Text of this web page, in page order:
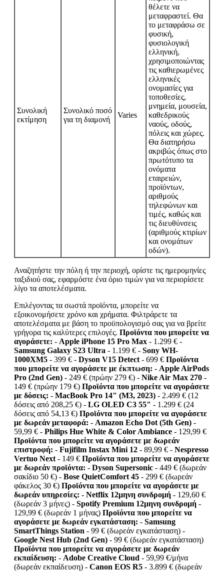
Συνολική
εκτίμηση
Συνολικό ποσό
για τη διαμονή
Varies
θέλετε να
μεταφραστεί. Θα
το μεταφράσω σε
φυσική,
φυσιολογική
ελληνική,
χρησιμοποιώντας
τις καθιερωμένες
ελληνικές
ονομασίες για
τοποθεσίες,
μνημεία, μουσεία,
καθεδρικούς
ναούς, οδούς,
πόλεις και χώρες.
Θα διατηρήσω
ακριβώς όπως στο
πρωτότυπο τα
ονόματα
εταιρειών,
προϊόντων,
αριθμούς
τηλεφώνων και
τιμές, καθώς και
τις διευθύνσεις
(αριθμούς κτιρίων
και ονομάτων
οδών).
Αναζητήστε την πόλη ή την περιοχή, ορίστε τις ημερομηνίες
ταξιδιού σας, εφαρμόστε ένα όριο τιμών για να περιορίσετε
λίγο τα αποτελέσματα.
Επιλέγοντας τα σωστά προϊόντα, μπορείτε να
εξοικονομήσετε χρόνο και χρήματα. Φιλτράρετε τα
αποτελέσματα με βάση το προϋπολογισμό σας για να βρείτε
γρήγορα τις καλύτερες επιλογές. Προϊόντα που μπορείτε να
αγοράσετε: - Apple iPhone 15 Pro Max - 1.299 € -
Samsung Galaxy S23 Ultra - 1.199 € - Sony WH-
1000XM5 - 399 € - Dyson V15 Detect - 699 € Προϊόντα
που μπορείτε να αγοράσετε με έκπτωση: - Apple AirPods
Pro (2nd Gen) - 249 € (πρώην 279 €) - Nike Air Max 270 -
149 € (πρώην 179 €) Προϊόντα που μπορείτε να αγοράσετε
με δόσεις: - MacBook Pro 14" (M3, 2023) - 2.499 € (12
δόσεις από 208,25 €) - LG OLED C3 55" - 1.299 € (24
δόσεις από 54,13 €) Προϊόντα που μπορείτε να αγοράσετε
με δωρεάν μεταφορά: - Amazon Echo Dot (5th Gen) -
59,99 € - Philips Hue White & Color Ambiance - 129,99 €
Προϊόντα που μπορείτε να αγοράσετε με δωρεάν
επιστροφή: - Fujifilm Instax Mini 12 - 89,99 € - Nespresso
Vertuo Next - 149 € Προϊόντα που μπορείτε να αγοράσετε
με δωρεάν προϊόντα: - Dyson Supersonic - 449 € (δωρεάν
σακίδιο 50 €) - Bose QuietComfort 45 - 299 € (δωρεάν
φάκελος 30 €) Προϊόντα που μπορείτε να αγοράσετε με
δωρεάν υπηρεσίες: - Netflix 12μηνη συνδρομή - 129,60 €
(δωρεάν 3 μήνες) - Spotify Premium 12μηνη συνδρομή -
129,99 € (δωρεάν 1 μήνας) Προϊόντα που μπορείτε να
αγοράσετε με δωρεάν εγκατάσταση: - Samsung
SmartThings Station - 99 € (δωρεάν εγκατάσταση) -
Google Nest Hub (2nd Gen) - 99 € (δωρεάν εγκατάσταση)
Προϊόντα που μπορείτε να αγοράσετε με δωρεάν
εκπαίδευση: - Adobe Creative Cloud - 59,99 €/μήνα
(δωρεάν εκπαίδευση) - Canon EOS R5 - 3.899 € (δωρεάν